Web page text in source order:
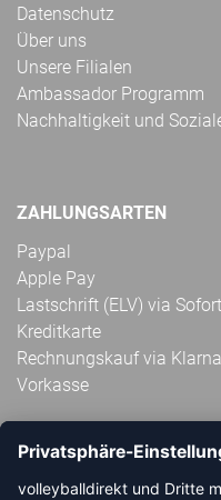
Datenschutz
Über uns
Unsere Filialen
Ambassador Programm
Nachhaltigkeit und
ZAHLUNGSARTEN
Paypal
Apple Pay
Lastschrift (ELV) via Sofort
Kreditkarte
Rechnungskauf via Klarna
Vorkasse
ABONNIERE JETZT DEN
VOLLEYBALLDIREKT-